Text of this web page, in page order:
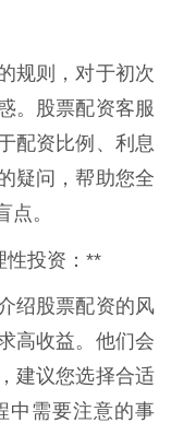
规则，对于初次
。股票配资客服
配资比例、利息
疑问，帮助您全
。
性投资：**
绍股票配资的风
高收益。他们会
建议您选择合适
中需要注意的事